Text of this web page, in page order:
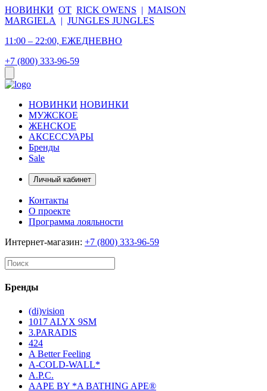
НОВИНКИ ОТ RICK OWENS | MAISON
MARGIELA
| JUNGLES JUNGLES
11:00 – 22:00, ЕЖЕДНЕВНО
+7 (800) 333-96-59
НОВИНКИ НОВИНКИ
МУЖСКОЕ
ЖЕНСКОЕ
АКСЕССУАРЫ
Бренды
Sale
Личный кабинет
Контакты
О проекте
Программа лояльности
Интернет-магазин: +7 (800) 333-96-59
Бренды
(di)vision
1017 ALYX 9SM
3.PARADIS
424
A Better Feeling
A-COLD-WALL*
A.P.C.
AAPE BY *A BATHING APE®